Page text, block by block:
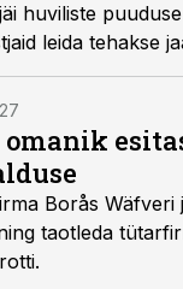
huviliste
leida tehakse
Borås Wäfveri
taotleda